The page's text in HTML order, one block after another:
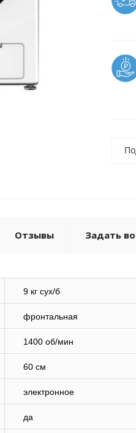
Отзывы Задать
9 кг сух/б
фронтальная
1400 об/мин
60 см
электронное
да